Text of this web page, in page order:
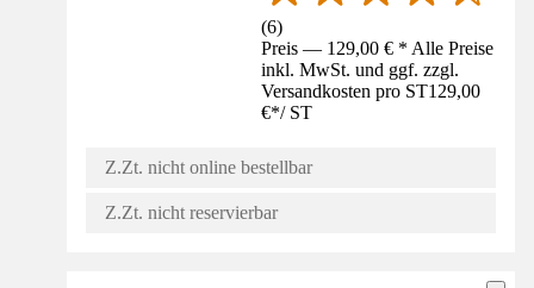
(6)
Preis — 129,00 € * Alle Preise
inkl. MwSt. und ggf. zzgl.
Versandkosten pro ST129,00
€*/ ST
Z.Zt. nicht online bestellbar
Z.Zt. nicht reservierbar